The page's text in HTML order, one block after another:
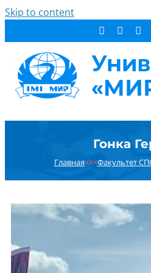
Skip to content
ДОПОБРАЗОВАНИЕ
НОВОСТИ
КОНТАКТЫ
РЕЗУЛЬТАТ ПОИСКА:
Гонка
Главная×××Факультет